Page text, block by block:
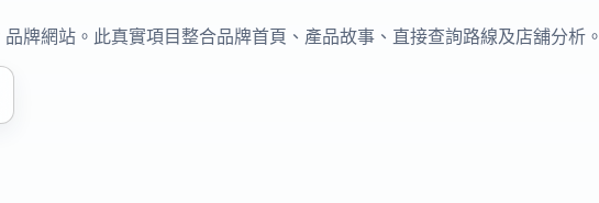
牌網站。此真實項目整合品牌首頁、產品故事、直接查詢路線及店舖分析。